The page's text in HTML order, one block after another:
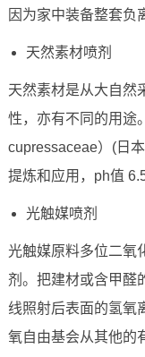
因为家中装备整套负
天然素材喷剂
天然素材是从大自然
性，亦有不同的用途
cupressaceae）(日
提炼和应用，ph值
光触媒喷剂
光触媒原料多位二氧
剂。把建材或含甲醛
线照射后表面的氢氧
氧自由基会从其他的